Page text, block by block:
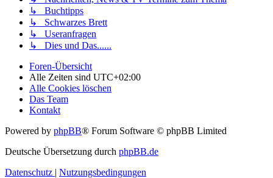
↳ Buchtipps
↳ Schwarzes Brett
↳ Useranfragen
↳ Dies und Das......
Foren-Übersicht
Alle Zeiten sind UTC+02:00
Alle Cookies löschen
Das Team
Kontakt
Powered by phpBB® Forum Software © phpBB Limited
Deutsche Übersetzung durch phpBB.de
Datenschutz | Nutzungsbedingungen